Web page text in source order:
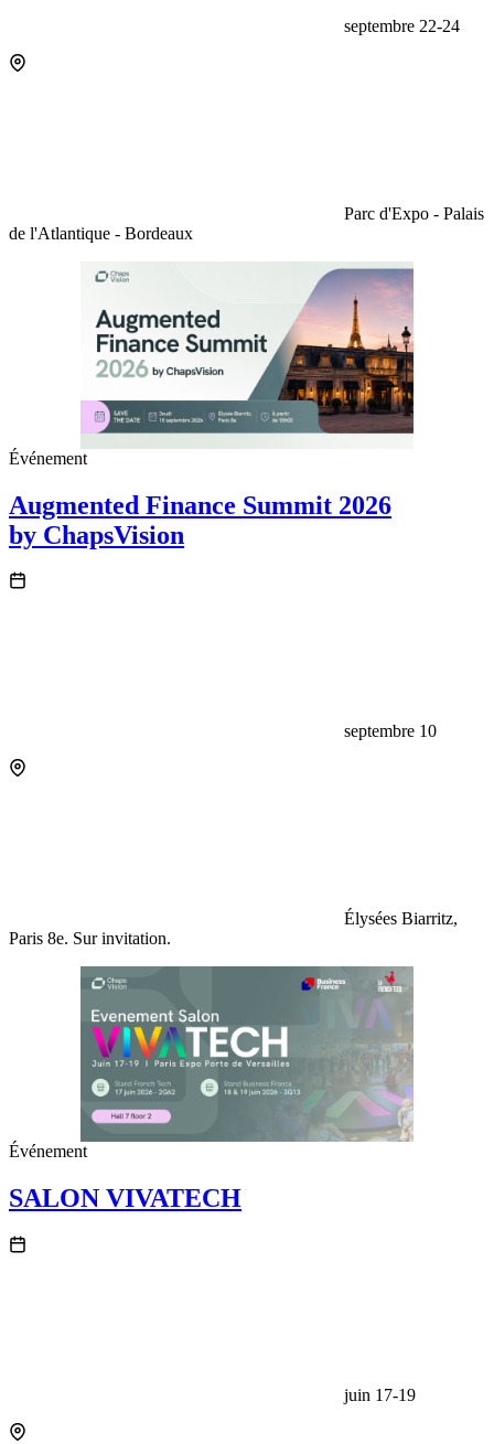
septembre 22-24
Parc d'Expo - Palais
de l'Atlantique - Bordeaux
Événement
Augmented Finance Summit 2026
by ChapsVision
septembre 10
Élysées Biarritz,
Paris 8e. Sur invitation.
Événement
SALON VIVATECH
juin 17-19